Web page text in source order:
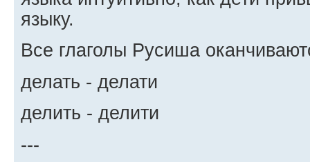
языку.
Все глаголы Русиша
делать - делати
делить - делити
---